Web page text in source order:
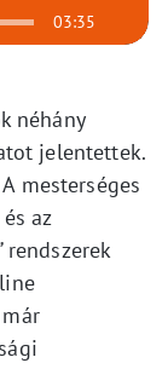
03:35
néhány
jelentettek.
mesterséges
és az
rendszerek